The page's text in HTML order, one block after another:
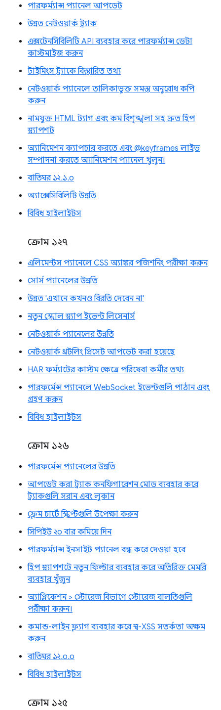
পারফর্ম্যান্স প্যানেল আপডেট
উন্নত নেটওয়ার্ক ট্র্যাক
এক্সটেনসিবিলিটি API ব্যবহার করে পারফর্ম্যান্স ডেটা
কাস্টমাইজ করুন
টাইমিংস ট্র্যাকে বিস্তারিত তথ্য
নেটওয়ার্ক প্যানেলে তালিকাভুক্ত সমস্ত অনুরোধ কপি
করুন
নামযুক্ত HTML ট্যাগ এবং কম বিশৃঙ্খলা সহ দ্রুত হিপ
স্ন্যাপশট
অ্যানিমেশন ক্যাপচার করতে এবং @keyframes লাইভ
সম্পাদনা করতে অ্যানিমেশন প্যানেল খুলুন।
বাতিঘর ১২.১.০
অ্যাক্সেসিবিলিটি উন্নতি
বিবিধ হাইলাইটস
ক্রোম ১২৭
এলিমেন্টস প্যানেলে CSS অ্যাঙ্কর পজিশনিং পরীক্ষা করুন
সোর্স প্যানেলের উন্নতি
উন্নত 'এখানে কখনও বিরতি দেবেন না'
নতুন স্ক্রোল স্ন্যাপ ইভেন্ট লিসেনার্স
নেটওয়ার্ক প্যানেলের উন্নতি
নেটওয়ার্ক থ্রটলিং প্রিসেট আপডেট করা হয়েছে
HAR ফর্ম্যাটের কাস্টম ক্ষেত্রে পরিষেবা কর্মীর তথ্য
পারফর্মেন্স প্যানেলে WebSocket ইভেন্টগুলি পাঠান এবং
গ্রহণ করুন
বিবিধ হাইলাইটস
ক্রোম ১২৬
পারফর্মেন্স প্যানেলের উন্নতি
আপডেট করা ট্র্যাক কনফিগারেশন মোড ব্যবহার করে
ট্র্যাকগুলি সরান এবং লুকান
ফ্লেম চার্টে স্ক্রিপ্টগুলি উপেক্ষা করুন
সিপিইউ ২০ বার কমিয়ে দিন
পারফর্ম্যান্স ইনসাইট প্যানেল বন্ধ করে দেওয়া হবে
হিপ স্ন্যাপশটে নতুন ফিল্টার ব্যবহার করে অতিরিক্ত মেমরি
ব্যবহার খুঁজুন
অ্যাপ্লিকেশন > স্টোরেজ বিভাগে স্টোরেজ বালতিগুলি
পরীক্ষা করুন।
কমান্ড-লাইন ফ্ল্যাগ ব্যবহার করে স্ব-XSS সতর্কতা অক্ষম
করুন
বাতিঘর ১২.০.০
বিবিধ হাইলাইটস
ক্রোম ১২৫